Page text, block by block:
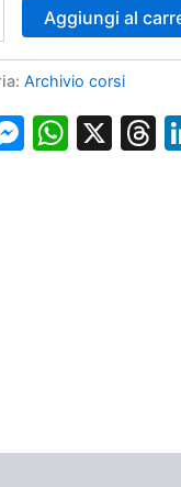
Aggiungi al
Archivio corsi
X